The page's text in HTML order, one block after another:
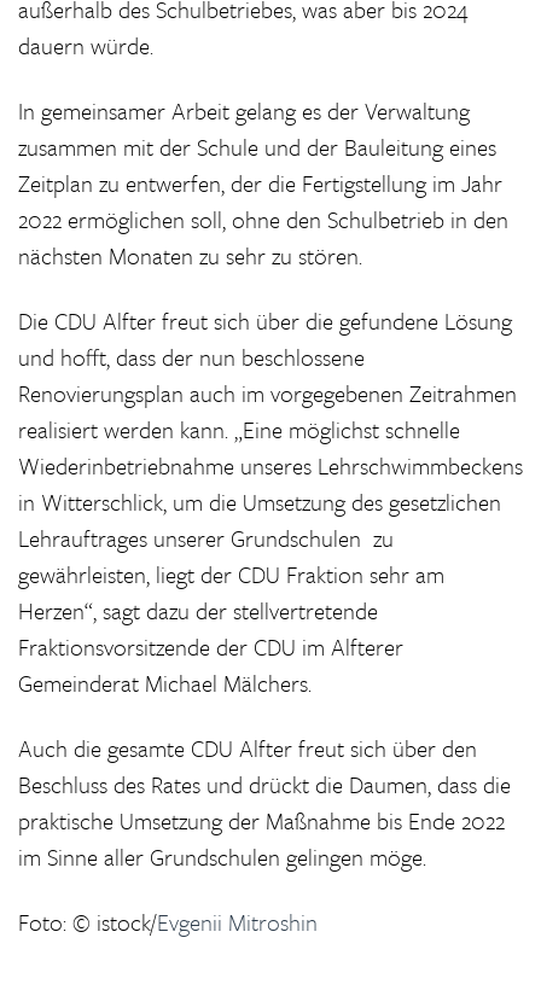
außerhalb des Schulbetriebes, was aber bis 2024
dauern würde.
In gemeinsamer Arbeit gelang es der Verwaltung
zusammen mit der Schule und der Bauleitung eines
Zeitplan zu entwerfen, der die Fertigstellung im Jahr
2022 ermöglichen soll, ohne den Schulbetrieb in den
nächsten Monaten zu sehr zu stören.
Die CDU Alfter freut sich über die gefundene Lösung
und hofft, dass der nun beschlossene
Renovierungsplan auch im vorgegebenen Zeitrahmen
realisiert werden kann. „Eine möglichst schnelle
Wiederinbetriebnahme unseres Lehrschwimmbeckens
in Witterschlick, um die Umsetzung des gesetzlichen
Lehrauftrages unserer Grundschulen zu
gewährleisten, liegt der CDU Fraktion sehr am
Herzen“, sagt dazu der stellvertretende
Fraktionsvorsitzende der CDU im Alfterer
Gemeinderat Michael Mälchers.
Auch die gesamte CDU Alfter freut sich über den
Beschluss des Rates und drückt die Daumen, dass die
praktische Umsetzung der Maßnahme bis Ende 2022
im Sinne aller Grundschulen gelingen möge.
Foto: © istock/Evgenii Mitroshin